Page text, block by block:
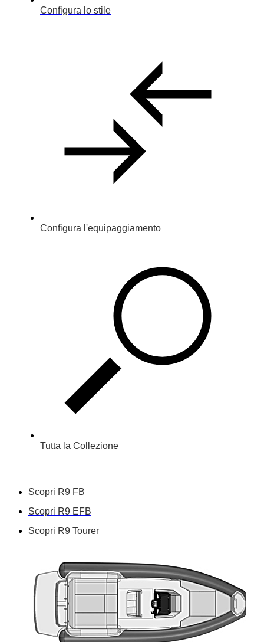
Configura lo stile
Configura l'equipaggiamento
Tutta la Collezione
Scopri R9 FB
Scopri R9 EFB
Scopri R9 Tourer